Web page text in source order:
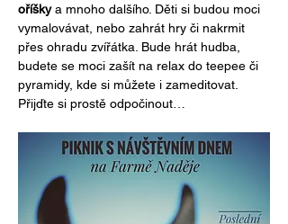
oříšky a mnoho dalšího. Děti si budou moci
vymalovávat, nebo zahrát hry či nakrmit
přes ohradu zvířátka. Bude hrát hudba,
budete se moci zašít na relax do teepee či
pyramidy, kde si můžete i zameditovat.
Přijďte si prostě odpočinout…